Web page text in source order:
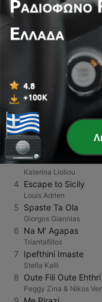
<
2
ΚΟΡΥΦΑΊΑ ΤΡΑΓΟΎΔΙΑ
1 Signomi
Antonis Remos
2 Ah!
Natassa Theodoridou
3 Ela
Katerina Lioliou
4 Escape to Sicily
Louis Adrien
5 Spaste Ta Ola
Giorgos Giannias
6 Na M' Agapas
Triantafillos
7 Ipefthini Imaste
Stella Kalli
8 Oute Fili Oute
Peggy Zina & Nikos